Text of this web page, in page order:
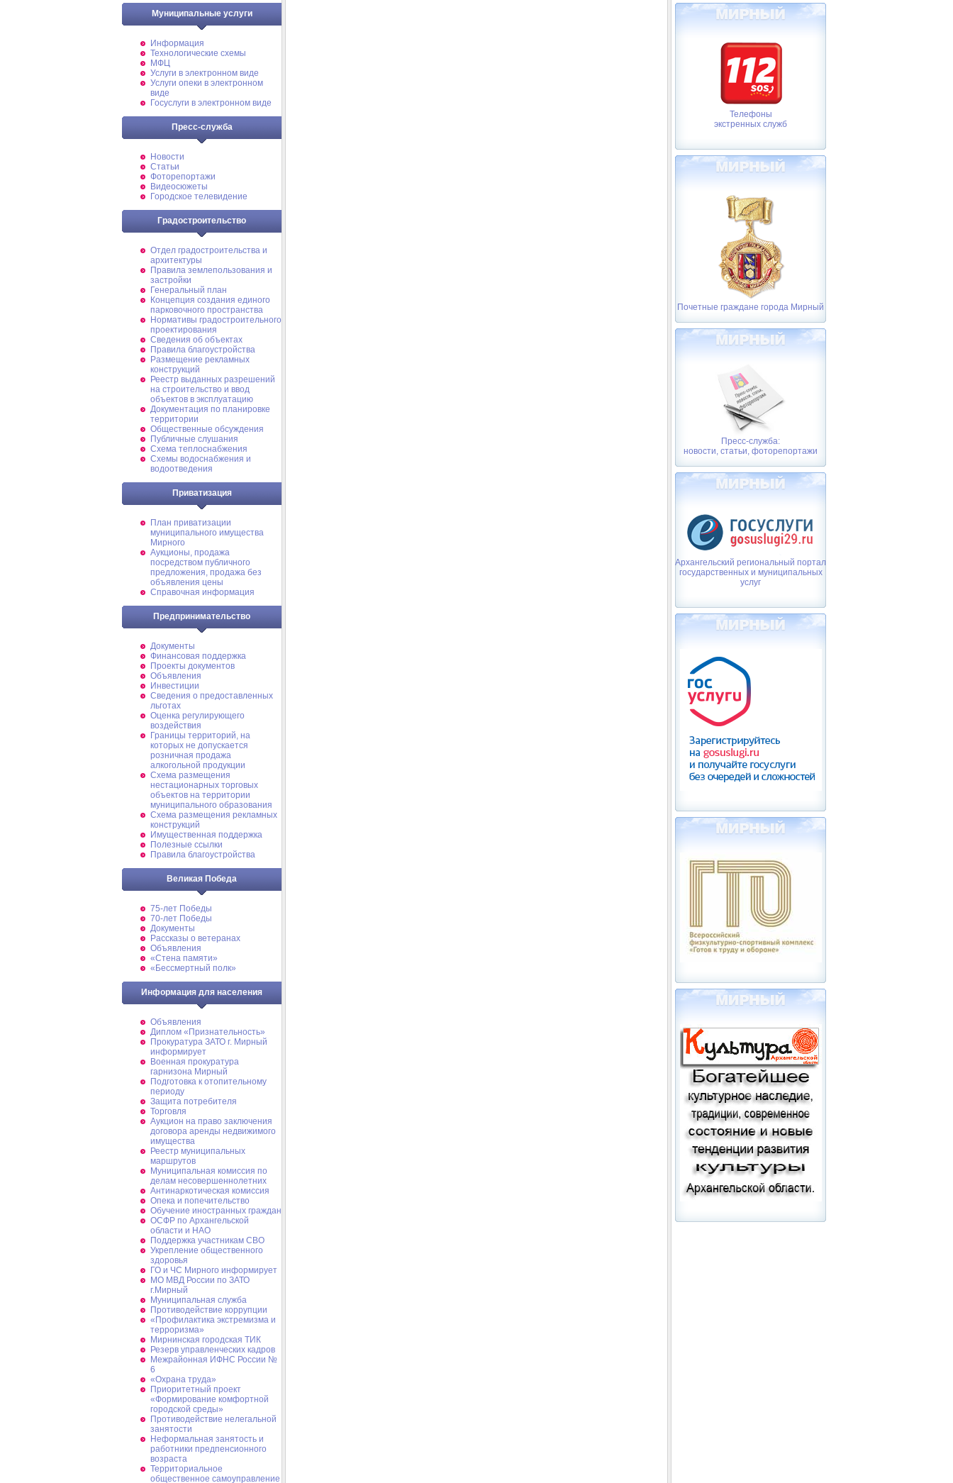
Муниципальные услуги
Информация
Технологические схемы
МФЦ
Услуги в электронном виде
Услуги опеки в электронном
виде
Госуслуги в электронном виде
Пресс-служба
Новости
Статьи
Фоторепортажи
Видеосюжеты
Городское телевидение
Градостроительство
Отдел градостроительства и
архитектуры
Правила землепользования и
застройки
Генеральный план
Концепция создания единого
парковочного пространства
Нормативы градостроительного
проектирования
Сведения об объектах
Правила благоустройства
Размещение рекламных
конструкций
Реестр выданных разрешений
на строительство и ввод
объектов в эксплуатацию
Документация по планировке
территории
Общественные обсуждения
Публичные слушания
Схема теплоснабжения
Схемы водоснабжения и
водоотведения
Приватизация
План приватизации
муниципального имущества
Мирного
Аукционы, продажа
посредством публичного
предложения, продажа без
объявления цены
Справочная информация
Предпринимательство
Документы
Финансовая поддержка
Проекты документов
Объявления
Инвестиции
Сведения о предоставленных
льготах
Оценка регулирующего
воздействия
Границы территорий, на
которых не допускается
розничная продажа
алкогольной продукции
Схема размещения
нестационарных торговых
объектов на территории
муниципального образования
Схема размещения рекламных
конструкций
Имущественная поддержка
Полезные ссылки
Правила благоустройства
Великая Победа
75-лет Победы
70-лет Победы
Документы
Рассказы о ветеранах
Объявления
«Стена памяти»
«Бессмертный полк»
Информация для населения
Объявления
Диплом «Признательность»
Прокуратура ЗАТО г. Мирный
информирует
Военная прокуратура
гарнизона Мирный
Подготовка к отопительному
периоду
Защита потребителя
Торговля
Аукцион на право заключения
договора аренды недвижимого
имущества
Реестр муниципальных
маршрутов
Муниципальная комиссия по
делам несовершеннолетних
Антинаркотическая комиссия
Опека и попечительство
Обучение иностранных граждан
ОСФР по Архангельской
области и НАО
Поддержка участникам СВО
Укрепление общественного
здоровья
ГО и ЧС Мирного информирует
МО МВД России по ЗАТО
г.Мирный
Муниципальная cлужба
Противодействие коррупции
«Профилактика экстремизма и
терроризма»
Мирнинская городская ТИК
Резерв управленческих кадров
Межрайонная ИФНС России №
6
«Охрана труда»
Приоритетный проект
«Формирование комфортной
городской среды»
Противодействие нелегальной
занятости
Неформальная занятость и
работники предпенсионного
возраста
Территориальное
общественное самоуправление
Телефоны
экстренных служб
Почетные граждане города Мирный
Пресс-служба:
новости, статьи, фоторепортажи
Архангельский региональный портал
государственных и муниципальных
услуг